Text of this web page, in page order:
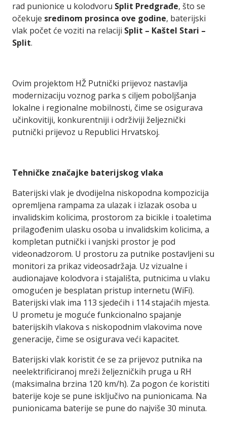
rad punionice u kolodvoru Split Predgrađe, što se
očekuje sredinom prosinca ove godine, baterijski
vlak počet će voziti na relaciji Split – Kaštel Stari –
Split.
Ovim projektom HŽ Putnički prijevoz nastavlja
modernizaciju voznog parka s ciljem poboljšanja
lokalne i regionalne mobilnosti, čime se osigurava
učinkovitiji, konkurentniji i održiviji željeznički
putnički prijevoz u Republici Hrvatskoj.
Tehničke značajke baterijskog vlaka
Baterijski vlak je dvodijelna niskopodna kompozicija
opremljena rampama za ulazak i izlazak osoba u
invalidskim kolicima, prostorom za bicikle i toaletima
prilagođenim ulasku osoba u invalidskim kolicima, a
kompletan putnički i vanjski prostor je pod
videonadzorom. U prostoru za putnike postavljeni su
monitori za prikaz videosadržaja. Uz vizualne i
audionajave kolodvora i stajališta, putnicima u vlaku
omogućen je besplatan pristup internetu (WiFi).
Baterijski vlak ima 113 sjedećih i 114 stajaćih mjesta.
U prometu je moguće funkcionalno spajanje
baterijskih vlakova s niskopodnim vlakovima nove
generacije, čime se osigurava veći kapacitet.
Baterijski vlak koristit će se za prijevoz putnika na
neelektrificiranoj mreži željezničkih pruga u RH
(maksimalna brzina 120 km/h). Za pogon će koristiti
baterije koje se pune isključivo na punionicama. Na
punionicama baterije se pune do najviše 30 minuta.